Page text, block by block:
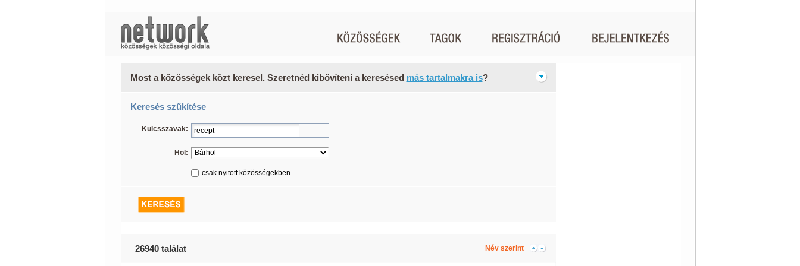
Most a közösségek közt keresel. Szeretnéd kibővíteni a keresésed más tartalmakra is?
Keresés szűkítése
Kulcsszavak:
Hol:
csak nyitott közösségekben
26940 találat Név szerint